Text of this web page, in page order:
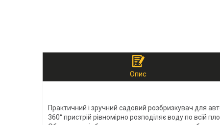
Опис
Практичний і зручний садовий розбризкувач для
360° пристрій рівномірно розподіляє воду по всій